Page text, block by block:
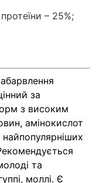
– 25%;
за
з високим
амінокислот
найпопулярніших
та
моллі. Є